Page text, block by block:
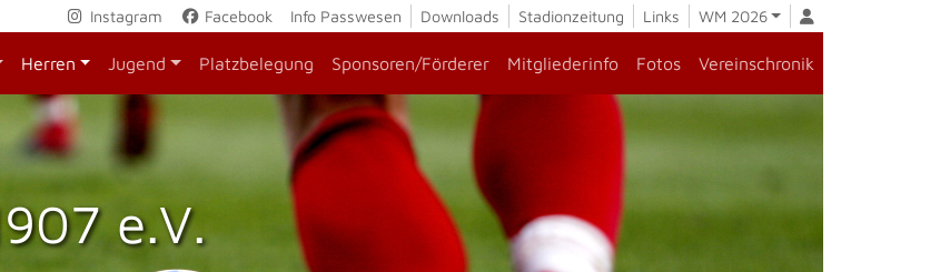
Instagram Facebook Info Passwesen Downloads Stadionzeitung Links WM 2026
Herren Jugend Platzbelegung Sponsoren/Förderer Mitgliederinfo Fotos Vereinschronik
e.V.